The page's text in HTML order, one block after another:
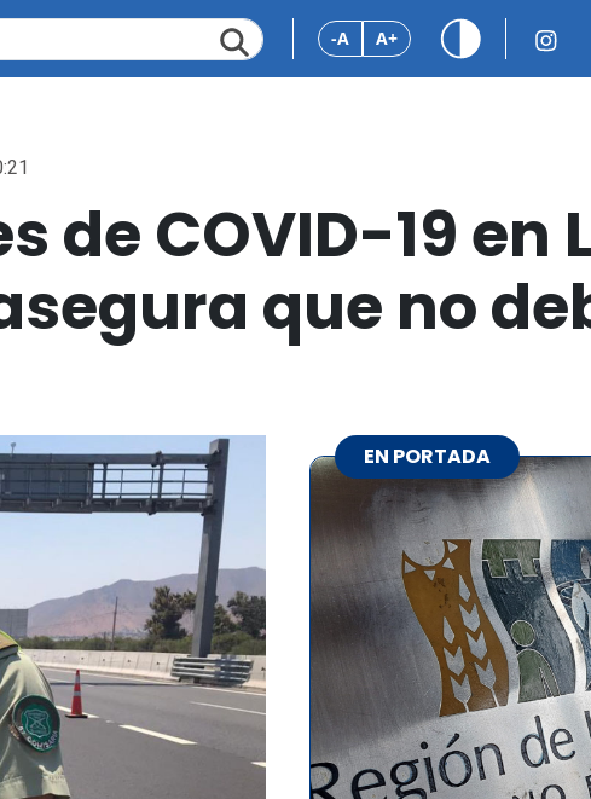
-A A+
de COVID-19 en
que no
EN PORTADA